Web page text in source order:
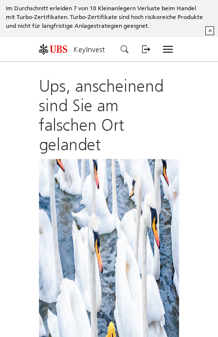
Im Durchschnitt erleiden 7 von 10 Kleinanlegern Verluste beim Handel
mit Turbo-Zertifikaten. Turbo-Zertifikate sind hoch risikoreiche Produkte
und nicht für langfristige Anlagestrategien geeignet.
^
KeyInvest
Ups, anscheinend
sind Sie am
falschen Ort
gelandet